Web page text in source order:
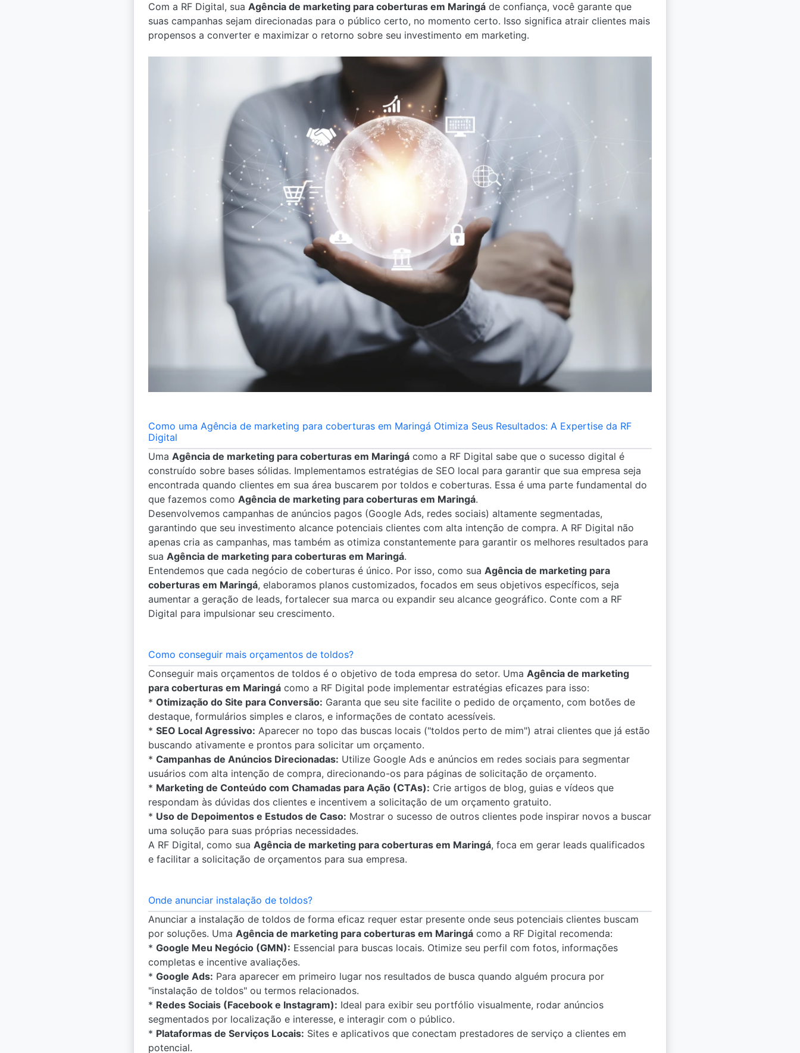
Com a RF Digital, sua Agência de marketing para coberturas em Maringá de confiança, você garante que
suas campanhas sejam direcionadas para o público certo, no momento certo. Isso significa atrair clientes mais
propensos a converter e maximizar o retorno sobre seu investimento em marketing.
Como uma Agência de marketing para coberturas em Maringá Otimiza Seus Resultados: A Expertise da RF
Digital
Uma Agência de marketing para coberturas em Maringá como a RF Digital sabe que o sucesso digital é
construído sobre bases sólidas. Implementamos estratégias de SEO local para garantir que sua empresa seja
encontrada quando clientes em sua área buscarem por toldos e coberturas. Essa é uma parte fundamental do
que fazemos como Agência de marketing para coberturas em Maringá.
Desenvolvemos campanhas de anúncios pagos (Google Ads, redes sociais) altamente segmentadas,
garantindo que seu investimento alcance potenciais clientes com alta intenção de compra. A RF Digital não
apenas cria as campanhas, mas também as otimiza constantemente para garantir os melhores resultados para
sua Agência de marketing para coberturas em Maringá.
Entendemos que cada negócio de coberturas é único. Por isso, como sua Agência de marketing para
coberturas em Maringá, elaboramos planos customizados, focados em seus objetivos específicos, seja
aumentar a geração de leads, fortalecer sua marca ou expandir seu alcance geográfico. Conte com a RF
Digital para impulsionar seu crescimento.
Como conseguir mais orçamentos de toldos?
Conseguir mais orçamentos de toldos é o objetivo de toda empresa do setor. Uma Agência de marketing
para coberturas em Maringá como a RF Digital pode implementar estratégias eficazes para isso:
* Otimização do Site para Conversão: Garanta que seu site facilite o pedido de orçamento, com botões de
destaque, formulários simples e claros, e informações de contato acessíveis.
* SEO Local Agressivo: Aparecer no topo das buscas locais ("toldos perto de mim") atrai clientes que já estão
buscando ativamente e prontos para solicitar um orçamento.
* Campanhas de Anúncios Direcionadas: Utilize Google Ads e anúncios em redes sociais para segmentar
usuários com alta intenção de compra, direcionando-os para páginas de solicitação de orçamento.
* Marketing de Conteúdo com Chamadas para Ação (CTAs): Crie artigos de blog, guias e vídeos que
respondam às dúvidas dos clientes e incentivem a solicitação de um orçamento gratuito.
* Uso de Depoimentos e Estudos de Caso: Mostrar o sucesso de outros clientes pode inspirar novos a buscar
uma solução para suas próprias necessidades.
A RF Digital, como sua Agência de marketing para coberturas em Maringá, foca em gerar leads qualificados
e facilitar a solicitação de orçamentos para sua empresa.
Onde anunciar instalação de toldos?
Anunciar a instalação de toldos de forma eficaz requer estar presente onde seus potenciais clientes buscam
por soluções. Uma Agência de marketing para coberturas em Maringá como a RF Digital recomenda:
* Google Meu Negócio (GMN): Essencial para buscas locais. Otimize seu perfil com fotos, informações
completas e incentive avaliações.
* Google Ads: Para aparecer em primeiro lugar nos resultados de busca quando alguém procura por
"instalação de toldos" ou termos relacionados.
* Redes Sociais (Facebook e Instagram): Ideal para exibir seu portfólio visualmente, rodar anúncios
segmentados por localização e interesse, e interagir com o público.
* Plataformas de Serviços Locais: Sites e aplicativos que conectam prestadores de serviço a clientes em
potencial.